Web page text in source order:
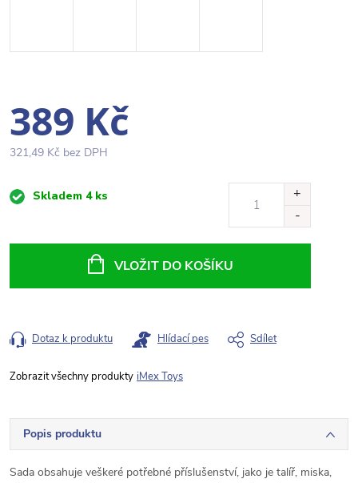
389 Kč
321,49 Kč bez DPH
MěrnáSkladem 4 ks
VLOŽIT DO KOŠÍKU
Dotaz k produktu Hlídací pes Sdílet
iMex Toys
Popis produktu
Sada obsahuje veškeré potřebné příslušenství, jako je talíř, miska,